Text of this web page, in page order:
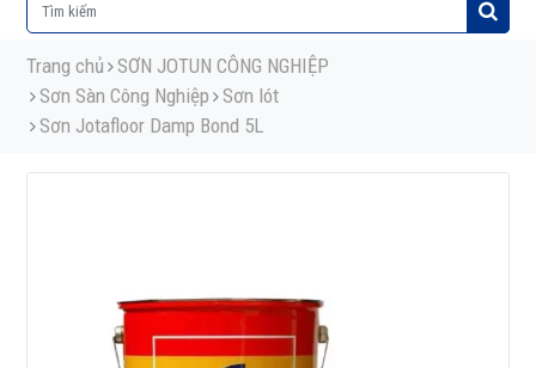
Trang chủ SƠN JOTUN CÔNG NGHIỆP
Sơn Sàn Công Nghiệp Sơn lót
Sơn Jotafloor Damp Bond 5L